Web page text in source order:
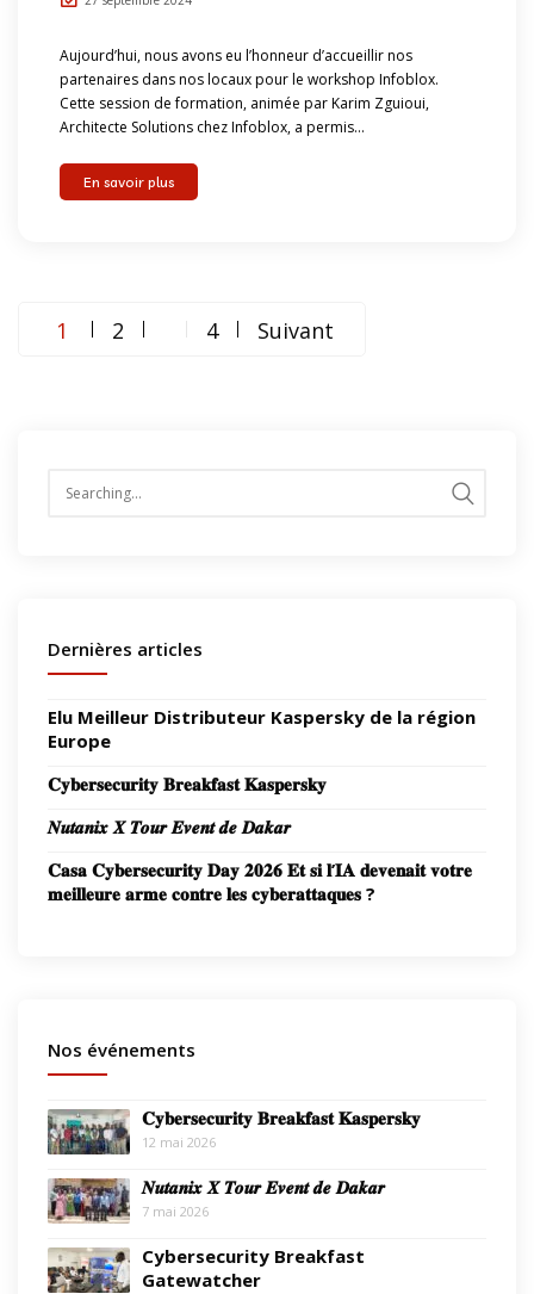
Aujourd’hui, nous avons eu l’honneur d’accueillir nos
partenaires dans nos locaux pour le workshop Infoblox.
Cette session de formation, animée par Karim Zguioui,
Architecte Solutions chez Infoblox, a permis...
En savoir plus
Navigation
1 2 4 Suivant
for:
Dernières articles
Elu Meilleur Distributeur Kaspersky de la région
Europe
𝐂𝐲𝐛𝐞𝐫𝐬𝐞𝐜𝐮𝐫𝐢𝐭𝐲 𝐁𝐫𝐞𝐚𝐤𝐟𝐚𝐬𝐭 𝐊𝐚𝐬𝐩𝐞𝐫𝐬𝐤𝐲
𝑵𝒖𝒕𝒂𝒏𝒊𝒙 𝑿 𝑻𝒐𝒖𝒓 𝑬𝒗𝒆𝒏𝒕 𝒅𝒆 𝑫𝒂𝒌𝒂𝒓
𝐂𝐚𝐬𝐚 𝐂𝐲𝐛𝐞𝐫𝐬𝐞𝐜𝐮𝐫𝐢𝐭𝐲 𝐃𝐚𝐲 𝟐𝟎𝟐𝟔 𝐄𝐭 𝐬𝐢 𝐥’𝐈𝐀 𝐝𝐞𝐯𝐞𝐧𝐚𝐢𝐭 𝐯𝐨𝐭𝐫𝐞
𝐦𝐞𝐢𝐥𝐥𝐞𝐮𝐫𝐞 𝐚𝐫𝐦𝐞 𝐜𝐨𝐧𝐭𝐫𝐞 𝐥𝐞𝐬 𝐜𝐲𝐛𝐞𝐫𝐚𝐭𝐭𝐚𝐪𝐮𝐞𝐬 ?
Nos événements
𝐂𝐲𝐛𝐞𝐫𝐬𝐞𝐜𝐮𝐫𝐢𝐭𝐲 𝐁𝐫𝐞𝐚𝐤𝐟𝐚𝐬𝐭 𝐊𝐚𝐬𝐩𝐞𝐫𝐬𝐤𝐲
12 mai 2026
𝑵𝒖𝒕𝒂𝒏𝒊𝒙 𝑿 𝑻𝒐𝒖𝒓 𝑬𝒗𝒆𝒏𝒕 𝒅𝒆 𝑫𝒂𝒌𝒂𝒓
7 mai 2026
Cybersecurity Breakfast
Gatewatcher